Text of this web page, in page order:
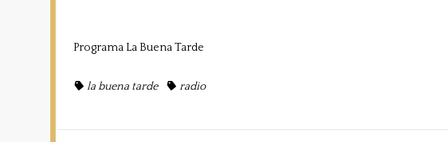
ProgramaLa Buena Tarde
la buena tarde radio